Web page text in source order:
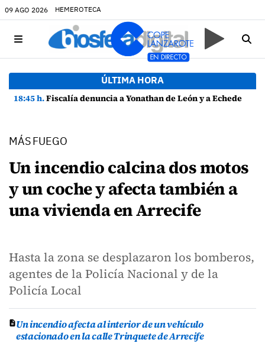
09 AGO 2026 HEMEROTECA
ÚLTIMA HORA
18:45 h.Fiscalía denuncia a Yonathan de León y a Echedey Eugenio por presuntas anomalías en contratos festivos
MÁS FUEGO
Un incendio calcina dos motos
y un coche y afecta también a
una vivienda en Arrecife
Hasta la zona se desplazaron los bomberos,
agentes de la Policía Nacional y de la
Policía Local
Un incendio afecta al interior de un vehículo
estacionado en la calle Trinquete de Arrecife